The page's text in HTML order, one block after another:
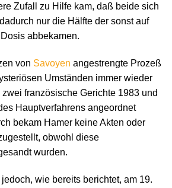
Zufall zu Hilfe kam, daß beide sich
nur die Hälfte der sonst auf
abbekamen.
von Savoyen angestrengte Prozeß
Umständen immer wieder
französische Gerichte 1983 und
Hauptverfahrens angeordnet
bekam Hamer keine Akten oder
obwohl diese
wurden.
wie bereits berichtet, am 19.